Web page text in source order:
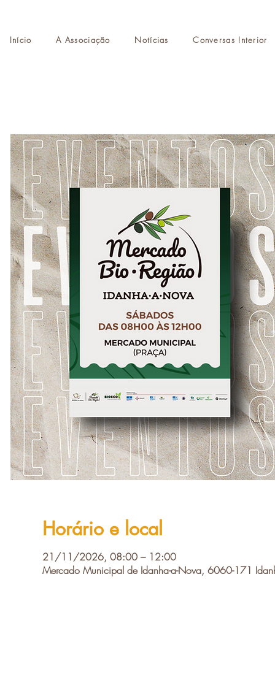
Início A Associação Notícias Conversas Interior
Horário e local
21/11/2026, 08:00 – 12:00
Mercado Municipal de Idanha-a-Nova, 6060-171